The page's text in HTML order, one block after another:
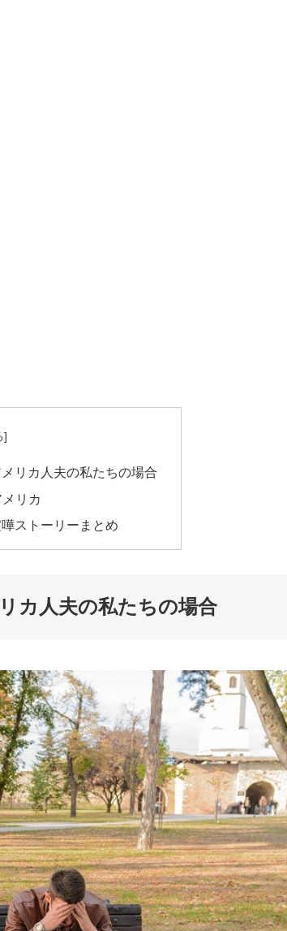
リカ人夫の私たちの場合
リカ
ストーリーまとめ
カ人夫の私たちの場合